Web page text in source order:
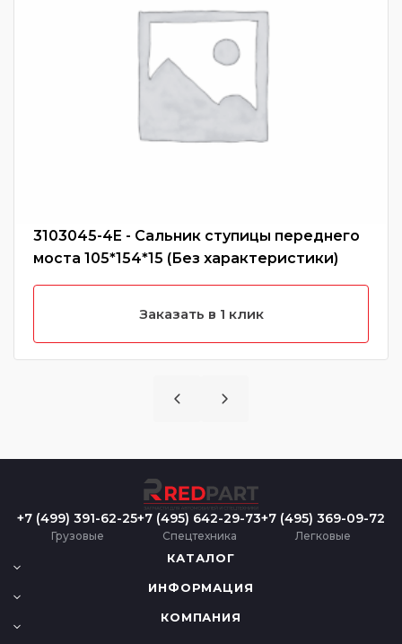
3103045-4E - Сальник ступицы переднего
моста 105*154*15 (Без характеристики)
Заказать в 1 клик
+7 (499) 391-62-25
Грузовые
+7 (495) 642-29-73
Спецтехника
+7 (495) 369-09-72
Легковые
КАТАЛОГ
ИНФОРМАЦИЯ
КОМПАНИЯ